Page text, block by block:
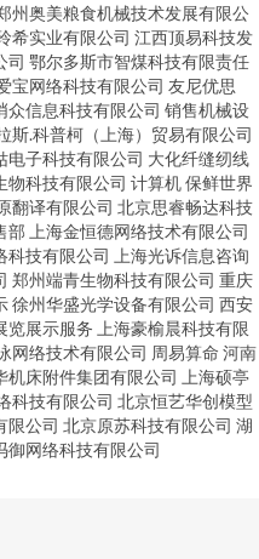
州奥美粮食机械技术发展有限公
希实业有限公司 江西顶易科技发
司 鄂尔多斯市智煤科技有限责任
宝网络科技有限公司 友尼优思
众信息科技有限公司 销售机械设
斯.科普柯（上海）贸易有限公司
电子科技有限公司 大化纤缝纫线
物科技有限公司 计算机保鲜世界
翻译有限公司 北京思睿畅达科技
部 上海金恒德网络技术有限公司
科技有限公司
上海光诉信息咨询
郑州端青生物科技有限公司 重庆
徐州华盛光学设备有限公司 西安
览展示服务 上海豪榆晨科技有限
网络技术有限公司 周易算命 河南
机床附件集团有限公司
上海硕亭
科技有限公司 北京恒艺华创模型
限公司 北京原苏科技有限公司 湖
御网络科技有限公司